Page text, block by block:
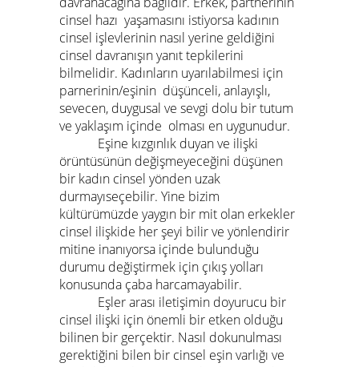
cinsel hazı yaşamasını istiyorsa kadının
cinsel işlevlerinin nasıl yerine geldiğini
cinsel davranışın yanıt tepkilerini
bilmelidir. Kadınların uyarılabilmesi için
parnerinin/eşinin düşünceli, anlayışlı,
sevecen, duygusal ve sevgi dolu bir tutum
ve yaklaşım içinde olması en uygunudur.
Eşine kızgınlık duyan ve ilişki
örüntüsünün değişmeyeceğini düşünen
bir kadın cinsel yönden uzak
durmayıseçebilir. Yine bizim
kültürümüzde yaygın bir mit olan erkekler
cinsel ilişkide her şeyi bilir ve yönlendirir
mitine inanıyorsa içinde bulunduğu
durumu değiştirmek için çıkış yolları
konusunda çaba harcamayabilir.
Eşler arası iletişimin doyurucu bir
cinsel ilişki için önemli bir etken olduğu
bilinen bir gerçektir. Nasıl dokunulması
gerektiğini bilen bir cinsel eşin varlığı ve